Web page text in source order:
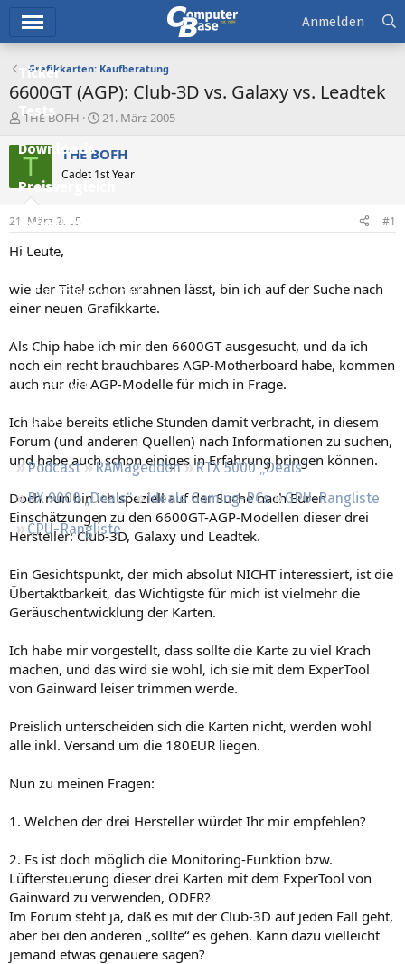
Ticker
Tests
Downloads
Preisvergleich
Forum
Aktuelles
Empfohlene Inhalte
Neueste Aktivitäten
Leserartikel
Regeln
Podcast RAMageddon
RTX 5000 „Deals“
RX 9000 „Deals“
Ideale Gaming-PCs
GPU-Rangliste
CPU-Rangliste
Anmelden
Grafikkarten: Kaufberatung
6600GT (AGP): Club-3D vs. Galaxy vs. Leadtek
E
s
e
e
THE BOFH
E
s
e
t
21. März 2005
T THE BOFH
Cadet 1st Year
21. März 2005 #1
Hi Leute,
wie der Titel schon erahnen lässt, bin ich auf der Suche nach
einer neuen Grafikkarte.
Als Chip habe ich mir den 6600GT ausgesucht, und da ich
noch ein recht brauchbares AGP-Motherboard habe, kommen
auch nur die AGP-Modelle für mich in Frage.
Ich habe bereits etliche Stunden damit verbracht, in diesem
Forum (und anderen Quellen) nach Informationen zu suchen,
und habe auch schon einiges in Erfahrung bringen können.
Doch nun bin ich speziell auf der Suche nach Euren
Einschätzungen zu den 6600GT-AGP-Modellen dieser drei
Hersteller: Club-3D, Galaxy und Leadtek.
Ein Gesichtspunkt, der mich absolut NICHT interessiert, ist die
Übertaktbarkeit, das Wichtigste für mich ist vielmehr die
Geräuschentwicklung der Karten.
Ich habe mir vorgestellt, dass sollte die Karte zu viel Krach
machen, und das wird sie wohl, ich sie mit dem ExperTool
von Gainward leiser trimmen werde.
Preislich unterscheiden sich die Karten nicht, werden wohl
alle inkl. Versand um die 180EUR liegen.
Nun zu meinen Fragen:
1. Welchen der drei Hersteller würdet Ihr mir empfehlen?
2. Es ist doch möglich die Monitoring-Funktion bzw.
Lüftersteuerung dieser drei Karten mit dem ExperTool von
Gainward zu verwenden, ODER?
Im Forum steht ja, daß es mit der Club-3D auf jeden Fall geht,
aber bei den anderen „sollte“ es gehen. Kann dazu vielleicht
jemand etwas genauere sagen?